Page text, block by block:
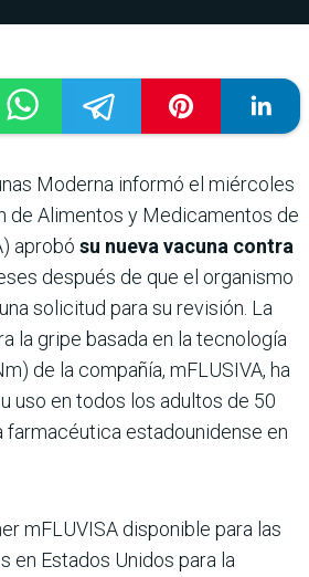
Moderna informó el miércoles
de Alimentos y Medicamentos de
aprobó su nueva vacuna contra
después de que el organismo
solicitud para su revisión. La
la gripe basada en la tecnología
de la compañía, mFLUSIVA, ha
uso en todos los adultos de 50
farmacéutica estadounidense en
mFLUVISA disponible para las
en Estados Unidos para la